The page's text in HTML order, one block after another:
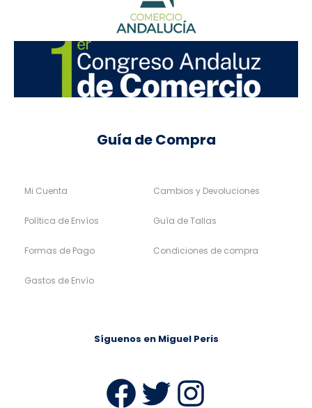
Guía de Compra
Mi Cuenta
Política de Envíos
Formas de Pago
Gastos de Envío
Cambios y Devoluciones
Guía de Tallas
Condiciones de compra
Síguenos en Miguel Peris
Facebook
Twitter